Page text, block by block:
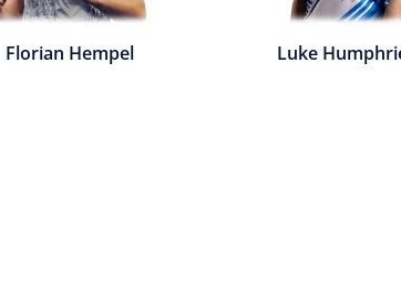
Florian Hempel Luke